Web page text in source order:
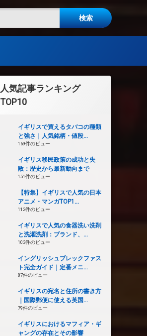
人気記事ランキング
TOP10
イギリスで買えるタバコの種類
と強さ｜人気銘柄・値段...
169件のビュー
イギリス移民政策の成功と失
敗：歴史から最新動向まで
151件のビュー
【特集】イギリスで人気の日本
アニメ・マンガTOP1...
112件のビュー
イギリスで人気の食器洗い洗剤
と洗濯洗剤：ブランド、...
103件のビュー
イングリッシュブレックファス
ト完全ガイド｜定番メニ...
87件のビュー
イギリスの宛名と住所の書き方
｜国際郵便に使える英国...
79件のビュー
イギリスにおけるマフィア・ギ
ャングの存在とその影響